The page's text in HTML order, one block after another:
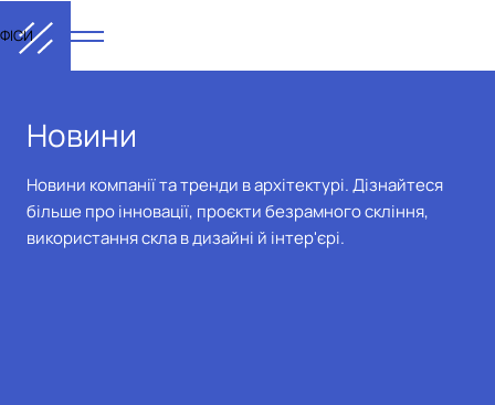
Новини
Новини компанії та тренди в архітектурі. Дізнайтеся
більше про інновації, проєкти безрамного скління,
використання скла в дизайні й інтер'єрі.